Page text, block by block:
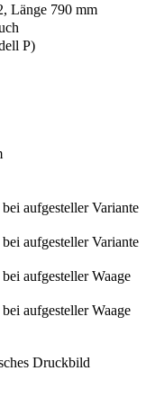
Länge 790 mm
P)
aufgesteller Variante
aufgesteller Variante
aufgesteller Waage
aufgesteller Waage
Druckbild